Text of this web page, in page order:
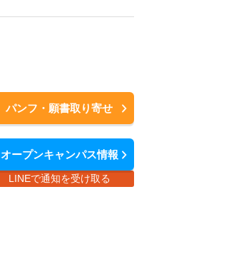
パンフ・願書取り寄せ
オープンキャンパス情報
LINEで通知を受け取る